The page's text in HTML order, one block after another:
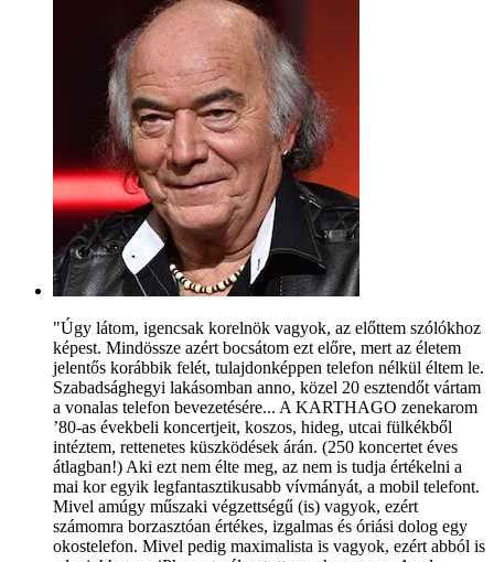
"Úgy látom, igencsak korelnök vagyok, az előttem szólókhoz
képest. Mindössze azért bocsátom ezt előre, mert az életem
jelentős korábbik felét, tulajdonképpen telefon nélkül éltem le.
Szabadsághegyi lakásomban anno, közel 20 esztendőt vártam
a vonalas telefon bevezetésére... A KARTHAGO zenekarom
’80-as évekbeli koncertjeit, koszos, hideg, utcai fülkékből
intéztem, rettenetes küszködések árán. (250 koncertet éves
átlagban!) Aki ezt nem élte meg, az nem is tudja értékelni a
mai kor egyik legfantasztikusabb vívmányát, a mobil telefont.
Mivel amúgy műszaki végzettségű (is) vagyok, ezért
számomra borzasztóan értékes, izgalmas és óriási dolog egy
okostelefon. Mivel pedig maximalista is vagyok, ezért abból is